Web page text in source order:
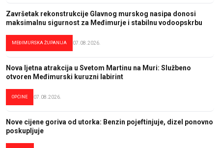
Završetak rekonstrukcije Glavnog murskog nasipa donosi
maksimalnu sigurnost za Međimurje i stabilnu vodoopskrbu
MEĐIMURSKA ŽUPANIJA 07.08.2026.
Nova ljetna atrakcija u Svetom Martinu na Muri: Službeno
otvoren Međimurski kuruzni labirint
OPĆINE 07.08.2026.
Nove cijene goriva od utorka: Benzin pojeftinjuje, dizel ponovno
poskupljuje